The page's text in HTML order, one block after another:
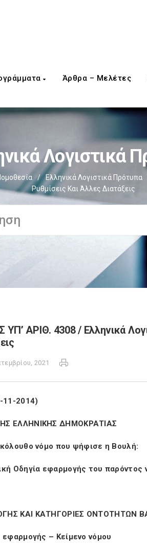
Άρθρα – Μελέτες
Λογιστικά
/ Ελληνικά Λογιστικά Πρότυπα
Ρυθμίσεις Και Άλλες Διατάξεις
ΥΠ’ ΑΡΙΘ. 4308 / Eλληνικά
2021
11-2014)
ΕΛΛΗΝΙΚΗΣ ΔΗΜΟΚΡΑΤΙΑΣ
νόμο που ψήφισε η Βουλή:
Οδηγία εφαρμογής του παρόντος
ΚΑΙ ΚΑΤΗΓΟΡΙΕΣ ΟΝΤΟΤΗΤΩΝ
– Κείμενο νόμου